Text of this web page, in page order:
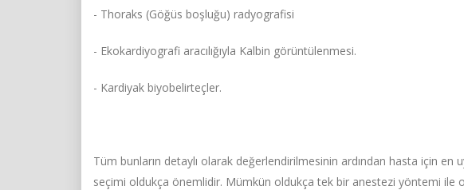
- Thoraks (Göğüs boşluğu) radyografisi
- Ekokardiyografi aracılığıyla Kalbin görüntülenmesi.
- Kardiyak biyobelirteçler.
Tüm bunların detaylı olarak değerlendirilmesinin ardından hasta için
seçimi oldukça önemlidir. Mümkün oldukça tek bir anestezi yöntemi ile